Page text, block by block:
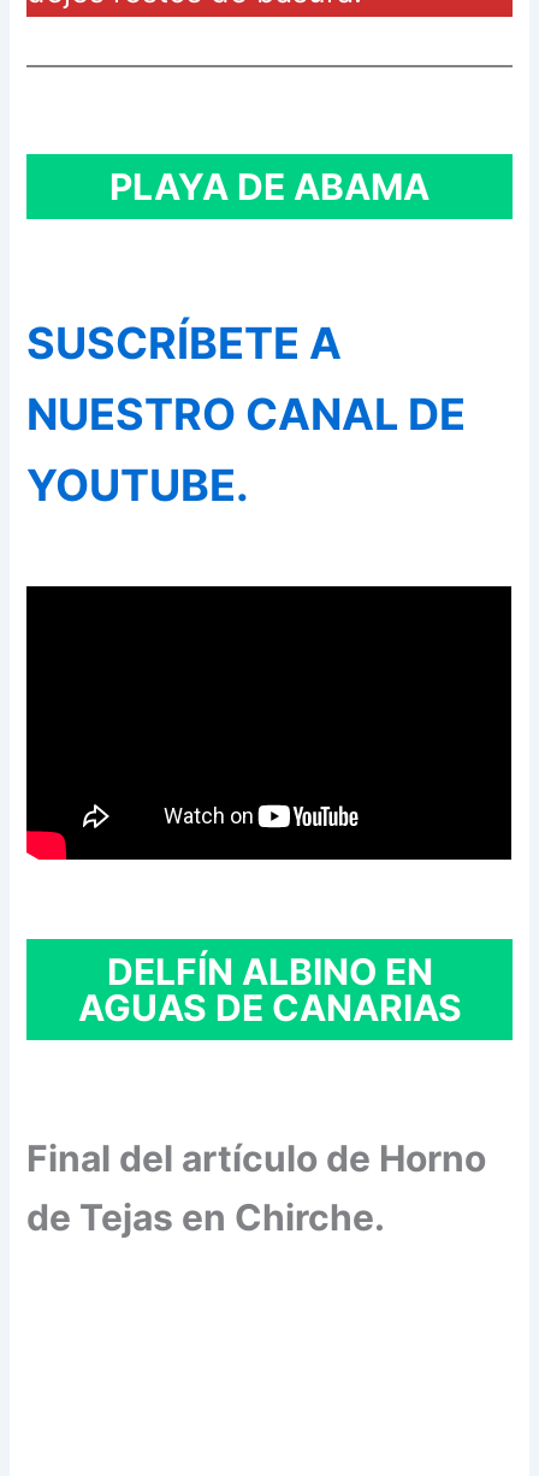
PLAYA DE ABAMA
SUSCRÍBETE A
NUESTRO CANAL DE
YOUTUBE.
DELFÍN ALBINO EN
AGUAS DE CANARIAS
Final del artículo de Horno
de Tejas en Chirche.